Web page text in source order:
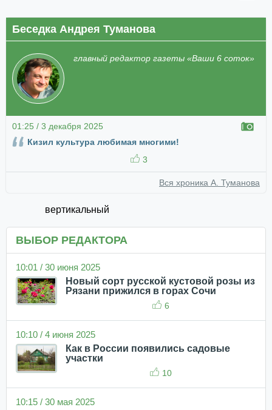
Беседка Андрея Туманова
главный редактор газеты «Ваши 6 соток»
01:25 / 3 декабря 2025
Кизил культура любимая многими!
3
Вся хроника А. Туманова
вертикальный
ВЫБОР РЕДАКТОРА
10:01 / 30 июня 2025
Новый сорт русской кустовой розы из
Рязани прижился в горах Сочи
6
10:10 / 4 июня 2025
Как в России появились садовые
участки
10
10:15 / 30 мая 2025